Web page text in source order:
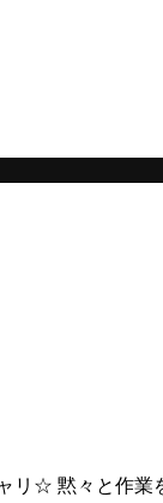
リ☆ 黙々と作